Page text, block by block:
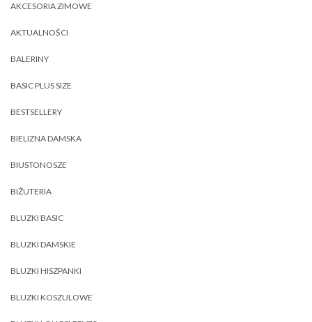
AKCESORIA ZIMOWE
AKTUALNOŚCI
BALERINY
BASIC PLUS SIZE
BESTSELLERY
BIELIZNA DAMSKA
BIUSTONOSZE
BIŻUTERIA
BLUZKI BASIC
BLUZKI DAMSKIE
BLUZKI HISZPANKI
BLUZKI KOSZULOWE